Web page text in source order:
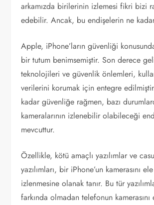
arkamızda birilerinin izlemesi fikri bizi
edebilir. Ancak, bu endişelerin ne
Apple, iPhone’ların güvenliği
bir tutum benimsemiştir. Son derece
teknolojileri ve güvenlik önlemleri,
verilerini korumak için entegre
kadar güvenliğe rağmen, bazı
kameralarının izlenebilir olabileceği
mevcuttur.
Özellikle, kötü amaçlı yazılımlar ve
yazılımları, bir iPhone’un kamerasını
izlenmesine olanak tanır. Bu tür
farkında olmadan telefonun